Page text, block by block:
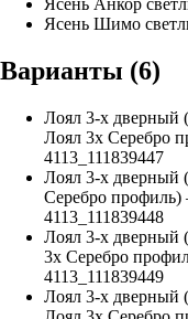
Ясень Анкор
Ясень Шимо
Варианты (6)
Лоял 3-х дверный
Лоял 3х Серебро
4113_111839447
Лоял 3-х дверный
Серебро профиль)
4113_111839448
Лоял 3-х дверный
3х Серебро
4113_111839449
Лоял 3-х дверный